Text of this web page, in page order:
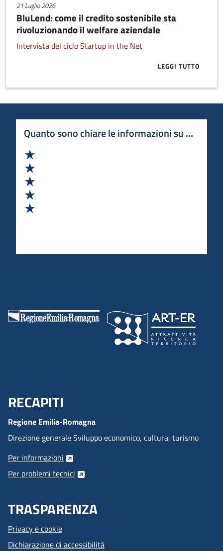
21 Luglio 2026
BluLend: come il credito sostenibile sta
rivoluzionando il welfare aziendale
Intervista del ciclo Startup in the Net
LEGGI TUTTO
ABOUT
Quanto sono chiare le informazioni su questa
Menu Footer
RECAPITI
Regione Emilia-Romagna
Direzione generale Sviluppo economico, cultura, turismo
Per informazioni
Per problemi tecnici
TRASPARENZA
Privacy e cookie
Dichiarazione di accessibilità